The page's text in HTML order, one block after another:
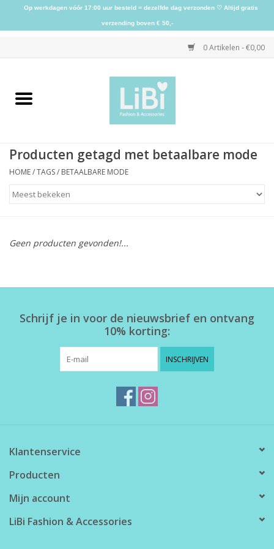
0 Artikelen - €0,00
Home
Schoenen
Herensokken
Producten getagd met betaalbare mode
HOME/TAGS/ BETAALBARE MODE
Geen producten gevonden!...
Schrijf je in voor de nieuwsbrief en ontvang
10% korting:
INSCHRIJVEN
Klantenservice
Producten
Mijn account
LiBi Fashion & Accessories
Op werkdagen vóór 17:00 uur besteld = dezelfde dag verzonden ♡ Altijd gratis
verzending boven € 50,-